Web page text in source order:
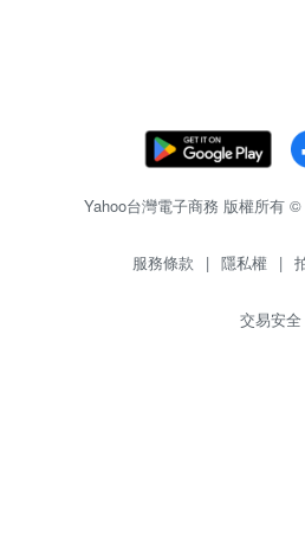
Yahoo台灣電子商務 版權所有
服務條款 | 隱私權 |
交易安全